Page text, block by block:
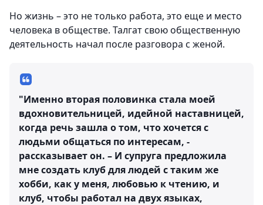
Но жизнь – это не только работа, это еще и место
человека в обществе. Талгат свою общественную
деятельность начал после разговора с женой.
"Именно вторая половинка стала моей
вдохновительницей, идейной наставницей,
когда речь зашла о том, что хочется с
людьми общаться по интересам, -
рассказывает он. – И супруга предложила
мне создать клуб для людей с таким же
хобби, как у меня, любовью к чтению, и
клуб, чтобы работал на двух языках,